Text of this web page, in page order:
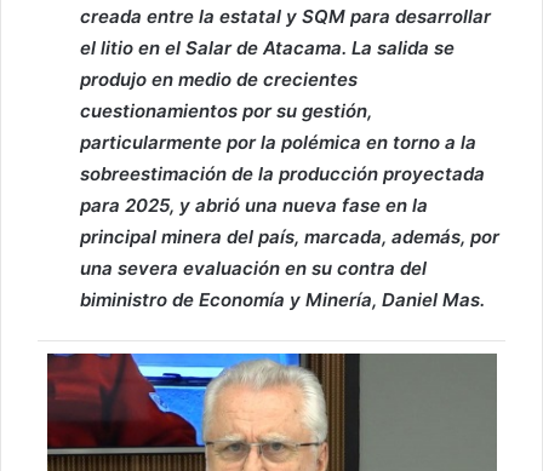
creada entre la estatal y SQM para desarrollar
el litio en el Salar de Atacama. La salida se
produjo en medio de crecientes
cuestionamientos por su gestión,
particularmente por la polémica en torno a la
sobreestimación de la producción proyectada
para 2025, y abrió una nueva fase en la
principal minera del país, marcada, además, por
una severa evaluación en su contra del
biministro de Economía y Minería, Daniel Mas.